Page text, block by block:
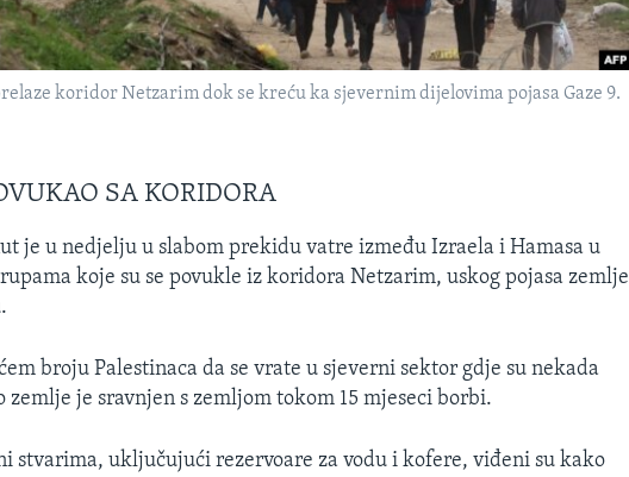
koridor Netzarim dok se kreću ka sjevernim dijelovima pojasa Gaze 9.
SA KORIDORA
je u nedjelju u slabom prekidu vatre između Izraela i Hamasa u
koje su se povukle iz koridora Netzarim, uskog pojasa zemlje
broju Palestinaca da se vrate u sjeverni sektor gdje su nekada
je sravnjen s zemljom tokom 15 mjeseci borbi.
stvarima, uključujući rezervoare za vodu i kofere, viđeni su kako